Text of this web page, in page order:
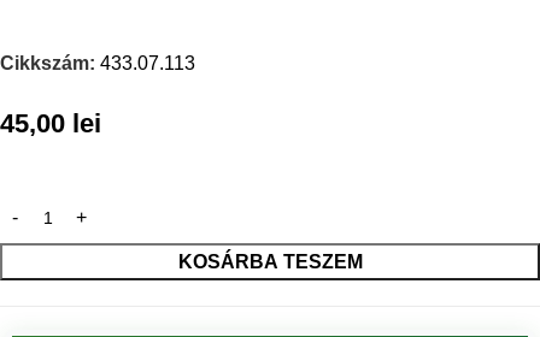
Cikkszám: 433.07.113
45,00 lei
KOSÁRBA TESZEM